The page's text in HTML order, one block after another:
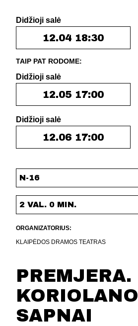
Didžioji salė
12.04 18:30
TAIP PAT RODOME:
Didžioji salė
12.05 17:00
Didžioji salė
12.06 17:00
N-16
2 VAL. 0 MIN.
ORGANIZATORIUS:
KLAIPĖDOS DRAMOS TEATRAS
PREMJERA.
KORIOLANO
SAPNAI